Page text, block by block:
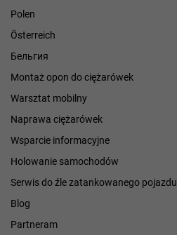
Polen
Österreich
Бельгия
Montaż opon do ciężarówek
Warsztat mobilny
Naprawa ciężarówek
Wsparcie informacyjne
Holowanie samochodów
Serwis do źle zatankowanego pojazdu
Blog
Partneram